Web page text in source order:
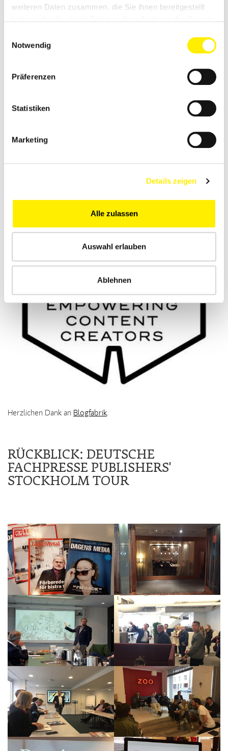
weiteren Daten zusammen, die Sie ihnen bereitgestellt
Notwendig
Präferenzen
Statistiken
Marketing
Details zeigen
Alle zulassen
Auswahl erlauben
Ablehnen
KOOPERATIONSPARTNER
Herzlichen Dank an Blogfabrik.
RÜCKBLICK: DEUTSCHE
FACHPRESSE PUBLISHERS'
STOCKHOLM TOUR